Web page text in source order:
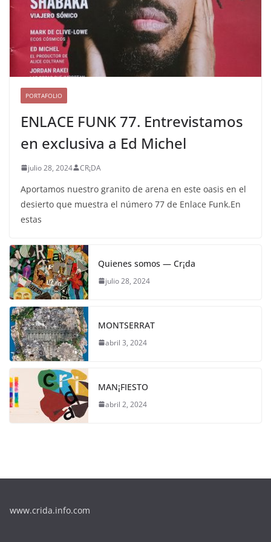
PORTAFOLIO
ENLACE FUNK 77. Entrevistamos
en exclusiva a Ed Michel
julio 28, 2024 CR¡DA
Aportamos nuestro granito de arena en este oasis en el
desierto que muestra el número 77 de Enlace Funk.En
estas
Quienes somos — Cr¡da
julio 28, 2024
MONTSERRAT
abril 3, 2024
MAN¡FIESTO
abril 2, 2024
www.crida.info.com